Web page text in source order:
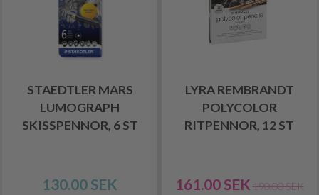
STAEDTLER MARS
LUMOGRAPH
SKISSPENNOR, 6 ST
130.00 SEK
LYRA REMBRANDT
POLYCOLOR
RITPENNOR, 12 ST
161.00 SEK 190.00 SEK